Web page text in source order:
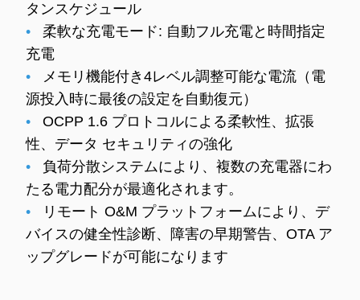
タンスケジュール
•
柔軟な充電モード: 自動フル充電と時間指定
充電
•
メモリ機能付き4レベル調整可能な電流（電
源投入時に最後の設定を自動復元）
•
OCPP 1.6 プロトコルによる柔軟性、拡張
性、データ セキュリティの強化
•
負荷分散システムにより、複数の充電器にわ
たる電力配分が最適化されます。
•
リモート O&M プラットフォームにより、デ
バイスの健全性診断、障害の早期警告、OTA ア
ップグレードが可能になります